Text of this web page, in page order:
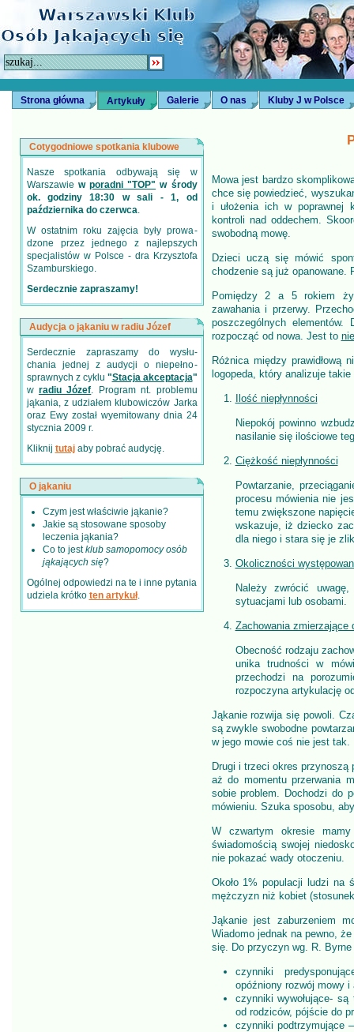
Strona główna Artykuły Galerie O nas Kluby J w Polsce
Cotygodniowe spotkania klubowe
Nasze spotkania odbywają się w
Warszawie w poradni "TOP" w środy
ok. godziny 18:30 w sali - 1, od
października do czerwca.
W ostatnim roku zajęcia były prowa­
dzone przez jednego z najlepszych
specjalistów w Polsce - dra Krzysztofa
Szamburskiego.
Serdecznie zapraszamy!
Audycja o jąkaniu w radiu Józef
Serdecznie zapraszamy do wysłu­
chania jednej z audycji o niepełno­
sprawnych z cyklu "Stacja akceptacja"
w radiu Józef. Program nt. problemu
jąkania, z udziałem klubowiczów Jarka
oraz Ewy został wyemitowany dnia 24
stycznia 2009 r.
Kliknij tutajaby pobrać audycję.
O jąkaniu
Czym jest właściwie jąkanie?
Jakie są stosowane sposoby
leczenia jąkania?
Co to jestklub samopomocy osób
jąkających się?
Ogólnej odpowiedzi na te i inne pytania
udziela krótko ten artykuł.
Mowa jest bardzo
chce się powiedzieć,
i ułożenia ich w poprawnej
kontroli nad oddechem.
swobodną mowę.
Dzieci uczą się mówić
chodzenie są już opanowane.
Pomiędzy 2 a 5 rokiem
zawahania i przerwy.
poszczególnych elementów.
rozpocząć od nowa. Jest to
Różnica między prawidłową
logopeda, który analizuje
Ilość niepłynności
Niepokój powinno
nasilanie się ilościowe
Ciężkość niepłynności
Powtarzanie,
procesu mówienia nie
temu zwiększone
wskazuje, iż dziecko
dla niego i stara się je
Okoliczności
Należy zwrócić
sytuacjami lub osobami.
Zachowania zmierzające
Obecność rodzaju
unika trudności w
przechodzi na
rozpoczyna artykulację
Jąkanie rozwija się powoli.
są zwykle swobodne
w jego mowie coś nie jest tak.
Drugi i trzeci okres przynoszą
aż do momentu przerwania
sobie problem. Dochodzi do
mówieniu. Szuka sposobu,
W czwartym okresie
świadomością swojej
nie pokazać wady otoczeniu.
Około 1% populacji ludzi na
mężczyzn niż kobiet
Jąkanie jest zaburzeniem
Wiadomo jednak na pewno,
się. Do przyczyn wg. R.
czynniki
opóźniony rozwój mowy i
czynniki wywołujące-
od rodziców, pójście do
czynniki podtrzymujące